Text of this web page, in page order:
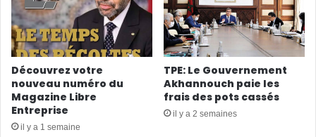
Découvrez votre
nouveau numéro du
Magazine Libre
Entreprise
il y a 1 semaine
TPE: Le Gouvernement
Akhannouch paie les
frais des pots cassés
il y a 2 semaines